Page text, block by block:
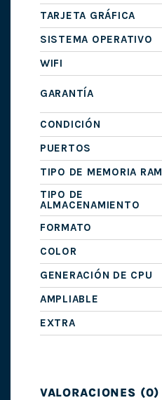
TARJETA GRÁFICA
SISTEMA OPERATIVO
WIFI
GARANTÍA
CONDICIÓN
PUERTOS
TIPO DE MEMORIA RAM
TIPO DE
ALMACENAMIENTO
FORMATO
COLOR
GENERACIÓN DE CPU
AMPLIABLE
EXTRA
VALORACIONES (0)